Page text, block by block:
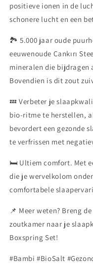
positieve ionen in de
schonere lucht en een
🏞️ 5.000 jaar oude
eeuwenoude Çankırı
mineralen die bijdragen
Bovendien is dit zout
💤 Verbeter je
bio-ritme te herstellen,
bevordert een gezonde
te verfrissen met
🛏️ Ultiem comfort. Met
die je wervelkolom
comfortabele
📌 Meer weten? Breng
zoutkamer naar je
Boxspring Set!
#Bambi #BioSalt